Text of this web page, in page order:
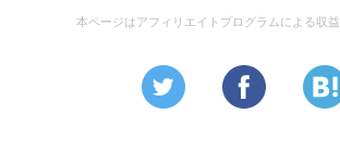
本ページはアフィリエイトプログラムによる収